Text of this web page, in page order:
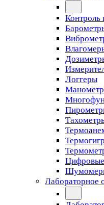
Контроль
Логгеры
Лабораторное